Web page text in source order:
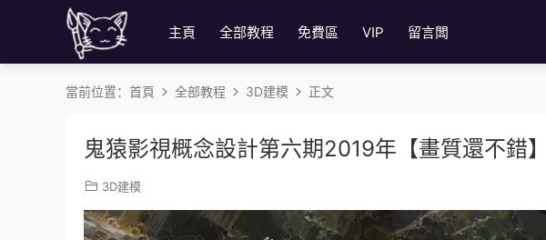
主頁 全部教程 免費區 VIP 留言闆
當前位置： 首頁 全部教程 3D建模 正文
鬼猿影視概念設計第六期2019年【畫質還不錯】
3D建模